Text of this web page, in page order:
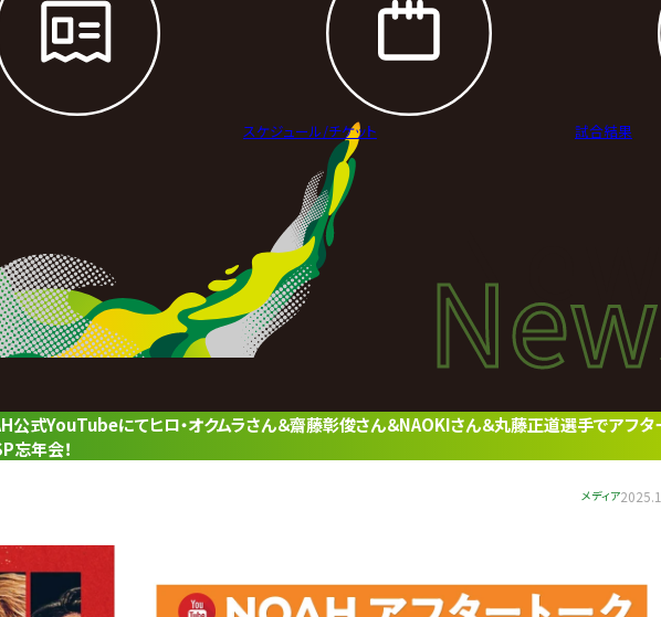
スケジュール/チケット
試合結果
ニ
公式YouTubeにてヒロ・オクムラさん＆齋藤彰俊さん＆NAOKIさん＆丸藤正道選手でアフタ
忘年会！
メディア